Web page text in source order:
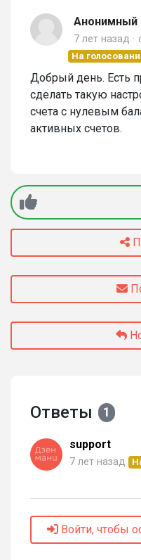
Анонимный
7 лет назад
На
Добрый день. Есть
сделать такую
счета с нулевым
активных счетов.
Ответы 1
support
7 лет назад
Войти, чтобы